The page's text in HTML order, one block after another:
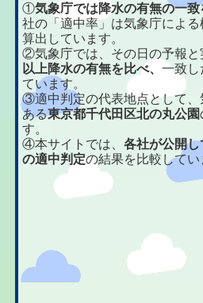
①気象庁では降水の有無の一
社の「適中率」は気象庁によ
算出しています。
②気象庁では、その日の予報と
以上降水の有無を比べ、一致し
ています。
③適中判定の代表地点として、
ある東京都千代田区北の丸公園
す。
④本サイトでは、各社が公開
の適中判定の結果を比較してい